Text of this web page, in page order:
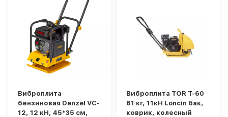
Виброплита
бензиновая Denzel VC-
12, 12 кН, 45*35 см,
Виброплита TOR T-60
61 кг, 11кН Loncin бак,
коврик, колесный